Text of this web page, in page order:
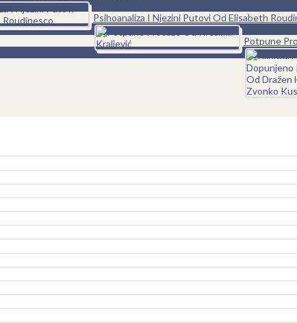
Psihoanaliza I Njezini Putovi Od Elisabeth
Potpune